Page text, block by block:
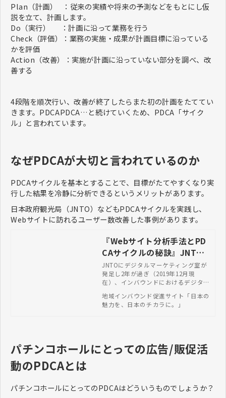
Plan（計画） ：従来の実績や将来の予測などをもとにし仮
説を立て、計画します。
Do（実行） ：計画に沿って業務を行う
Check（評価）：業務の実施・成果が計画目標に沿っている
かを評価
Action（改善）：実施が計画に沿っていない部分を調べ、改
善する
4段階を順次行い、改善が終了したらまた初の計画をたててい
きます。PDCAPDCA…と続けていくため、PDCA「サイク
ル」と言われています。
なぜPDCAが大切と言われているのか
PDCAサイクルを基本とすることで、目標がたてやすくなり実
行した結果を冷静に分析できるというメリットがあります。
日本政府観光局（JNTO）などもPDCAサイクルを実践し、
Webサイトに訪れるユーザー数改善した事例があります。
『Webサイト分析手法とPD
CAサイクルの秘訣』JNTO
デジタルマーケティング連
載vol.1
JNTOにデジタルマーケティング室が
発足し2年が過ぎ（2019年12月現
在）、インバウンドにおけるデジタル
した。そこで、自治体でインバウンド
に携わる方やDMOの皆さんへ少しで
紹介いたします。私たちが日頃から目
指しているのは、デジタルマーケティ
タドリブン思考」）を身に付けること
で、これまでの経験や知見を大事にし
地域インバウンド促進サイト「日本の
魅力を、日本のチカラに。」
パチンコホールにとっての広告/販促活
動のPDCAとは
パチンコホールにとってのPDCAはどういうものでしょうか？